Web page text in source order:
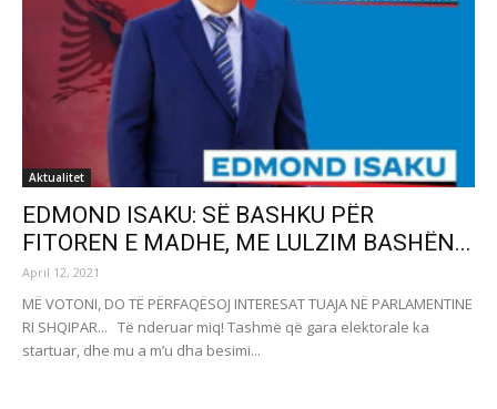
Aktualitet
EDMOND ISAKU: SË BASHKU PËR
FITOREN E MADHE, ME LULZIM BASHËN...
April 12, 2021
MË VOTONI, DO TË PËRFAQËSOJ INTERESAT TUAJA NË PARLAMENTINE
RI SHQIPAR... Të nderuar miq! Tashmë që gara elektorale ka
startuar, dhe mu a m’u dha besimi...